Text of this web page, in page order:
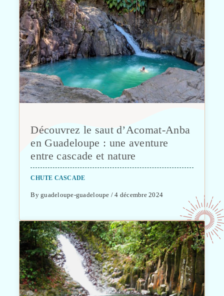
Découvrez le saut d’Acomat-Anba
en Guadeloupe : une aventure
entre cascade et nature
CHUTE CASCADE
By guadeloupe-guadeloupe / 4 décembre 2024